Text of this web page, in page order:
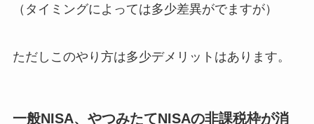
（タイミングによっては多少差異がでますが）
ただしこのやり方は多少デメリットはあります。
一般NISA、やつみたてNISAの非課税枠が消